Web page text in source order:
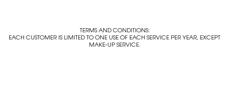
TERMS AND CONDITIONS:
EACH CUSTOMER IS LIMITED TO ONE USE OF EACH SERVICE PER YEAR, EXCEPT
MAKE-UP SERVICE.